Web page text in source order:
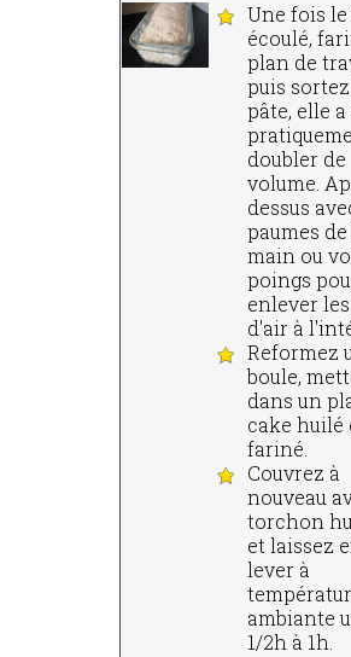
Une fois
écoulé,
plan de
puis
pâte, elle a
doubler de
volume.
dessus
paumes
main ou
poings
enlever
d'air à
Reformez
boule,
dans un
cake huilé
fariné.
Couvrez à
nouveau
torchon
et laissez
lever à
ambiante
1/2h à 1h.